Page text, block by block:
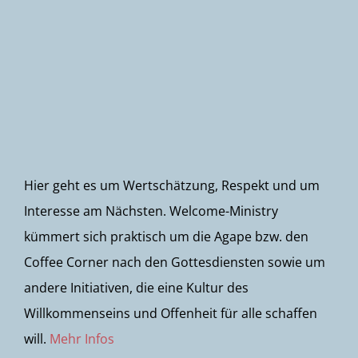
Hier geht es um Wertschätzung, Respekt und um
Interesse am Nächsten. Welcome-Ministry
kümmert sich praktisch um die Agape bzw. den
Coffee Corner nach den Gottesdiensten sowie um
andere Initiativen, die eine Kultur des
Willkommenseins und Offenheit für alle schaffen
will. Mehr Infos